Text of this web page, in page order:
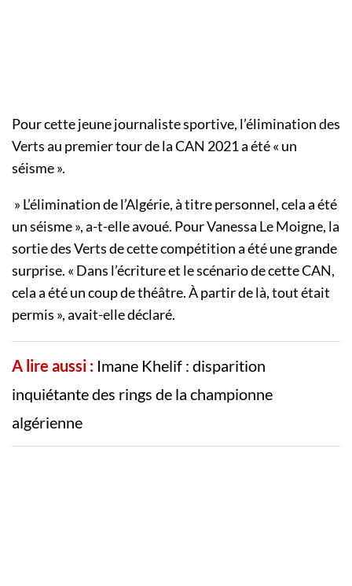
Pour cette jeune journaliste sportive, l’élimination des
Verts au premier tour de la CAN 2021 a été « un
séisme ».
» L’élimination de l’Algérie, à titre personnel, cela a été
un séisme », a-t-elle avoué. Pour Vanessa Le Moigne, la
sortie des Verts de cette compétition a été une grande
surprise. « Dans l’écriture et le scénario de cette CAN,
cela a été un coup de théâtre. À partir de là, tout était
permis », avait-elle déclaré.
A lire aussi : Imane Khelif : disparition
inquiétante des rings de la championne
algérienne